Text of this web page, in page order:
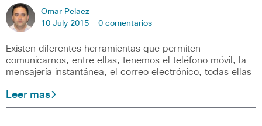
Omar Pelaez
10 July 2015 - 0 comentarios
Existen diferentes herramientas que permiten
comunicarnos, entre ellas, tenemos el teléfono móvil, la
mensajería instantánea, el correo electrónico, todas ellas
Leer mas